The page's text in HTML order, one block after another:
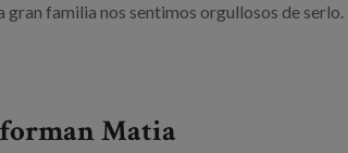
familia nos sentimos orgullosos de
forman Matia